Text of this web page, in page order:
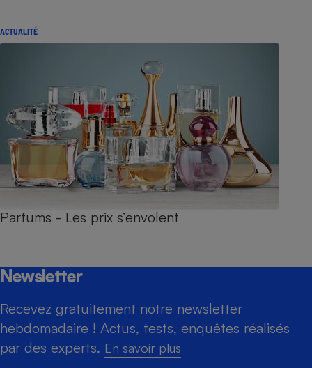
ACTUALITÉ
Parfums - Les prix s’envolent
Newsletter
Recevez gratuitement notre newsletter
hebdomadaire ! Actus, tests, enquêtes réalisés
par des experts. En savoir plus